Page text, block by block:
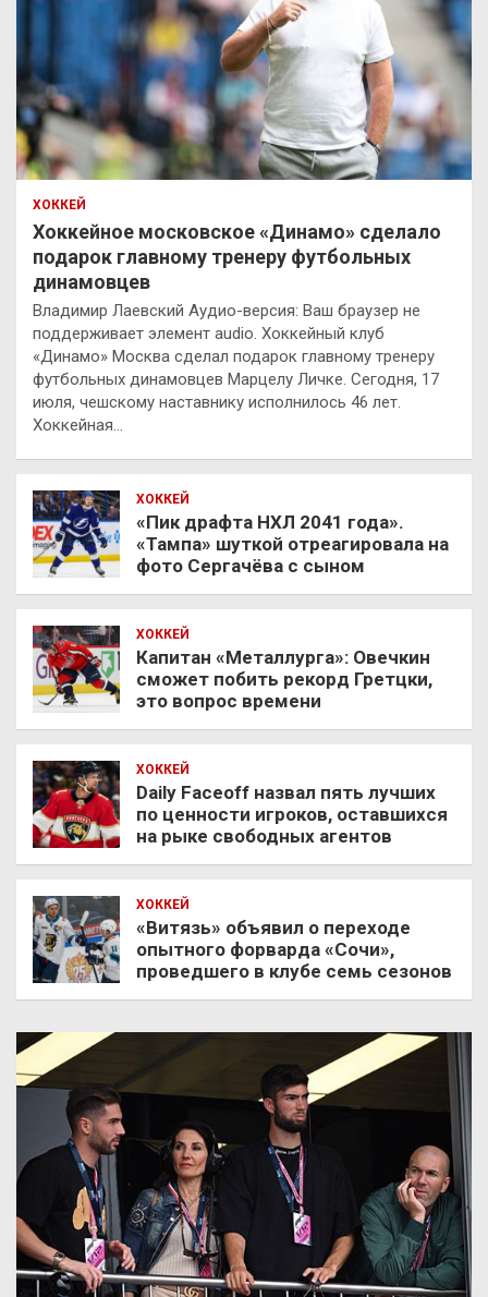
ХОККЕЙ
Хоккейное московское «Динамо» сделало
подарок главному тренеру футбольных
динамовцев
Владимир Лаевский Аудио-версия: Ваш браузер не
поддерживает элемент audio. Хоккейный клуб
«Динамо» Москва сделал подарок главному тренеру
футбольных динамовцев Марцелу Личке. Сегодня, 17
июля, чешскому наставнику исполнилось 46 лет.
Хоккейная…
ХОККЕЙ
«Пик драфта НХЛ 2041 года».
«Тампа» шуткой отреагировала на
фото Сергачёва с сыном
ХОККЕЙ
Капитан «Металлурга»: Овечкин
сможет побить рекорд Гретцки,
это вопрос времени
ХОККЕЙ
Daily Faceoff назвал пять лучших
по ценности игроков, оставшихся
на рыке свободных агентов
ХОККЕЙ
«Витязь» объявил о переходе
опытного форварда «Сочи»,
проведшего в клубе семь сезонов